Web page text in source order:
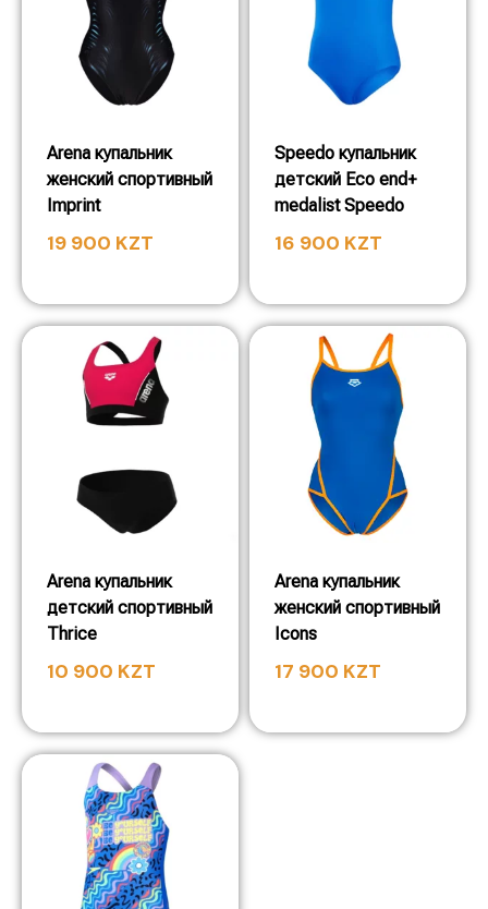
Arena купальник
женский спортивный
Imprint
19 900 KZT
Speedo купальник
детский Eco end+
medalist Speedo
16 900 KZT
Arena купальник
детский спортивный
Thrice
10 900 KZT
Arena купальник
женский спортивный
Icons
17 900 KZT